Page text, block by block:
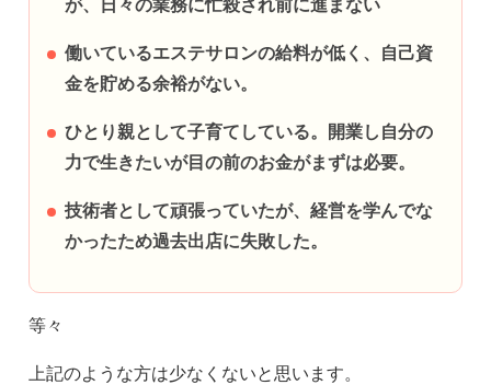
が、日々の業務に忙殺され前に進まない
働いているエステサロンの給料が低く、自己資
金を貯める余裕がない。
ひとり親として子育てしている。開業し自分の
力で生きたいが目の前のお金がまずは必要。
技術者として頑張っていたが、経営を学んでな
かったため過去出店に失敗した。
等々
上記のような方は少なくないと思います。